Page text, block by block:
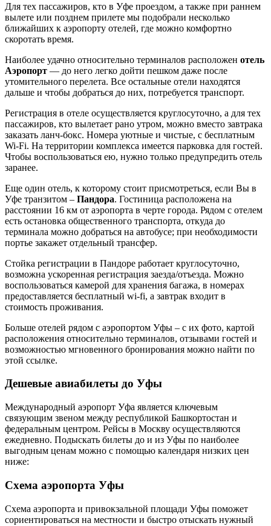
Для тех пассажиров, кто в Уфе проездом, а также при раннем
вылете или позднем прилете мы подобрали несколько
ближайших к аэропорту отелей, где можно комфортно
скоротать время.
Наиболее удачно относительно терминалов расположен отель
Аэропорт — до него легко дойти пешком даже после
утомительного перелета. Все остальные отели находятся
дальше и чтобы добраться до них, потребуется транспорт.
Регистрация в отеле осуществляется круглосуточно, а для тех
пассажиров, кто вылетает рано утром, можно вместо завтрака
заказать ланч-бокс. Номера уютные и чистые, с бесплатным
Wi-Fi. На территории комплекса имеется парковка для гостей.
Чтобы воспользоваться ею, нужно только предупредить отель
заранее.
Еще один отель, к которому стоит присмотреться, если Вы в
Уфе транзитом – Пандора. Гостиница расположена на
расстоянии 16 км от аэропорта в черте города. Рядом с отелем
есть остановка общественного транспорта, откуда до
терминала можно добраться на автобусе; при необходимости
портье закажет отдельный трансфер.
Стойка регистрации в Пандоре работает круглосуточно,
возможна ускоренная регистрация заезда/отъезда. Можно
воспользоваться камерой для хранения багажа, в номерах
предоставляется бесплатный wi-fi, а завтрак входит в
стоимость проживания.
Больше отелей рядом с аэропортом Уфы – с их фото, картой
расположения относительно терминалов, отзывами гостей и
возможностью мгновенного бронирования можно найти по
этой ссылке.
Дешевые авиабилеты до Уфы
Международный аэропорт Уфа является ключевым
связующим звеном между республикой Башкортостан и
федеральным центром. Рейсы в Москву осуществляются
ежедневно. Подыскать билеты до и из Уфы по наиболее
выгодным ценам можно с помощью календаря низких цен
ниже:
Схема аэропорта Уфы
Схема аэропорта и привокзальной площади Уфы поможет
сориентироваться на местности и быстро отыскать нужный